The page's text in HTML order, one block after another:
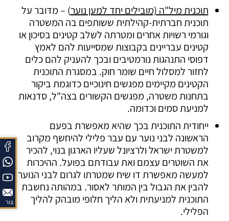
צור
קשר
תוכנית מיל"ה (מובילים יחד למען נוער) – מדובר על
תוכנית חברתית-קהילתית ששותפים בה המשטרה
וגורמי רשויות אחרים ומטרתה לשלב קטינים בסיכון או
קטינים עבריינים בקבוצות שמסייעות להם לאמץ
דפוסי התנהגות נורמטיבים ובכך להעניק להם כלים
לחזור למסלול חיים שומר חוק. במסגרת התוכנית
הקטינים מקיימים מפגשים חינוכיים כדוגמת ביקור
בתחנות משטרה, מפגשים הקשורים בצה"ל, סדנאות
למניעת סמים וכדומה.
ייחודית התוכנית בכך שהיא מאפשרת בפעם
הראשונה לבני נוער עם עבר פלילי להיחשף מקרוב
למשטרת ישראל ולרציונל שעליו הארגון בנוי, להכיר
את השוטרים עצמם ואת עבודתם בפועל. ההיכרות
למעשה מאפשרת דו שיח שמטרתו לגרום לבני הנוער
להבין את הגבול בין המותר לאסור. במהותה נחשבת
התוכנית למניעתית ולא הליך חלופי מובהק להליך
הפלילי.